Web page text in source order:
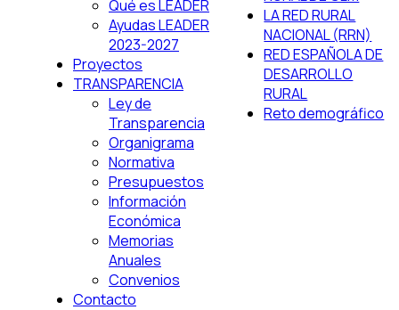
Qué es LEADER
Ayudas LEADER
2023-2027
Proyectos
TRANSPARENCIA
Ley de
Transparencia
Organigrama
Normativa
Presupuestos
Información
Económica
Memorias
Anuales
Convenios
Contacto
LA RED RURAL
NACIONAL (RRN)
RED ESPAÑOLA DE
DESARROLLO
RURAL
Reto demográfico